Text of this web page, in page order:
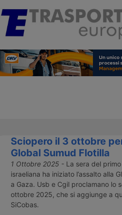
Sciopero il 3 ottobre
Global Sumud Flotilla
1 Ottobre 2025 - La sera del
israeliana ha iniziato l’assalto alla
a Gaza. Usb e Cgil proclamano lo
ottobre 2025, che si aggiunge a
SiCobas.